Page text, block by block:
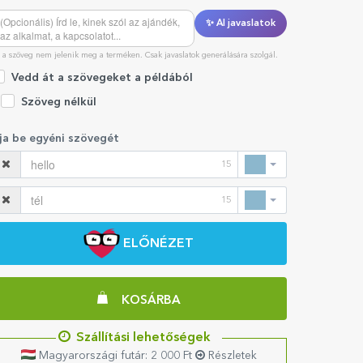
✨ AI javaslatok
a szöveg nem jelenik meg a terméken. Csak javaslatok generálására szolgál.
Vedd át a szövegeket a példából
Szöveg nélkül
be egyéni szövegét
15
15
ELŐNÉZET
KOSÁRBA
Szállítási lehetőségek
Magyarországi futár: 2 000 Ft Részletek